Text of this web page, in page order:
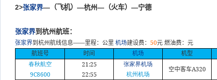
2>张家界— （飞机） —杭州— （火车） —宁德
张家界到杭州航班：
张家界到杭州航线信息——里程：公里 机场建设费： 50元 燃油费：元
航班号
时间 机场
机型
春秋航空
9C8600
21:25
22:55
张家界机场
杭州机场
空中客车A320